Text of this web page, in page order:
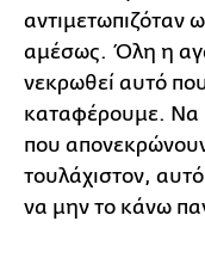
αντιμετωπιζόταν
αμέσως. Όλη η
νεκρωθεί αυτό
καταφέρουμε. Να
που
τουλάχιστον,
να μην το κάνω